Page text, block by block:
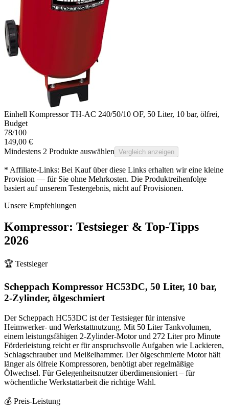
Einhell Kompressor TH-AC 240/50/10 OF, 50 Liter, 10 bar, ölfrei,
Budget
78/100
149,00 €
Mindestens 2 Produkte auswählen Vergleich anzeigen
* Affiliate-Links: Bei Kauf über diese Links erhalten wir eine kleine
Provision — für Sie ohne Mehrkosten. Die Produktreihenfolge
basiert auf unserem Testergebnis, nicht auf Provisionen.
Unsere Empfehlungen
Kompressor: Testsieger & Top-Tipps
2026
🏆 Testsieger
Scheppach Kompressor HC53DC, 50 Liter, 10 bar,
2-Zylinder, ölgeschmiert
Der Scheppach HC53DC ist der Testsieger für intensive
Heimwerker- und Werkstattnutzung. Mit 50 Liter Tankvolumen,
einem leistungsfähigen 2-Zylinder-Motor und 272 Liter pro Minute
Förderleistung reicht er für anspruchsvolle Aufgaben wie Lackieren,
Schlagschrauber und Meißelhammer. Der ölgeschmierte Motor hält
länger als ölfreie Kompressoren, benötigt aber regelmäßige
Ölwechsel. Für Gelegenheitsnutzer überdimensioniert – für
wöchentliche Werkstattarbeit die richtige Wahl.
💰 Preis-Leistung